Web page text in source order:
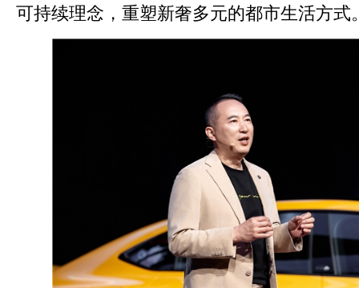
可持续理念，重塑新奢多元的都市生活方式